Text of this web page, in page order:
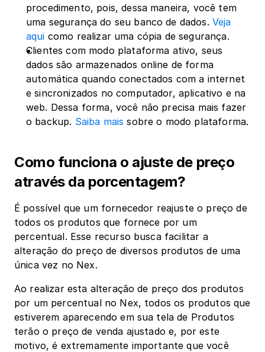
procedimento, pois, dessa maneira, você tem
uma segurança do seu banco de dados. Veja
aqui como realizar uma cópia de segurança.
Clientes com modo plataforma ativo, seus
dados são armazenados online de forma
automática quando conectados com a internet
e sincronizados no computador, aplicativo e na
web. Dessa forma, você não precisa mais fazer
o backup. Saiba mais sobre o modo plataforma.
Como funciona o ajuste de preço
através da porcentagem?
É possível que um fornecedor reajuste o preço de
todos os produtos que fornece por um
percentual. Esse recurso busca facilitar a
alteração do preço de diversos produtos de uma
única vez no Nex.
Ao realizar esta alteração de preço dos produtos
por um percentual no Nex, todos os produtos que
estiverem aparecendo em sua tela de Produtos
terão o preço de venda ajustado e, por este
motivo, é extremamente importante que você